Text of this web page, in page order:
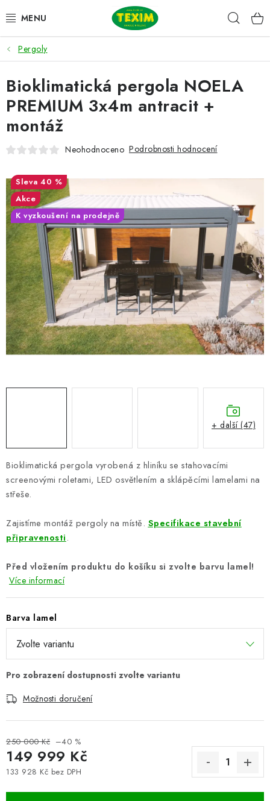
na
ZAHRADNÍ SESTAVY
ŽIDLE
STOLY
LAVICE
LEHÁTKA
POLSTRY
DOPLŇKY
PERGOLY
GRILY
VÝPRODEJ
Podmínky ochrany osobních údajů
Pergoly
Bioklimatická pergola vyrobená z hliníku se stahovacími
screenovými roletami, LED osvětlením a sklápěcími lamelami na
střeše.
Zajistíme montáž pergoly na místě. Specifikace stavební
připravenosti.
Před vložením produktu do košíku si zvolte barvu lamel!
Více informací
Barva lamel
Možnosti doručení
250 000 Kč –40 %
149 999 Kč
133 928 Kč bez DPH
Bioklimatická pergola NOELA
PREMIUM 3x4m antracit +
montáž
Neohodnoceno Podrobnosti hodnocení
40 %
Akce
K vyzkoušení na prodejně
+ další (47)